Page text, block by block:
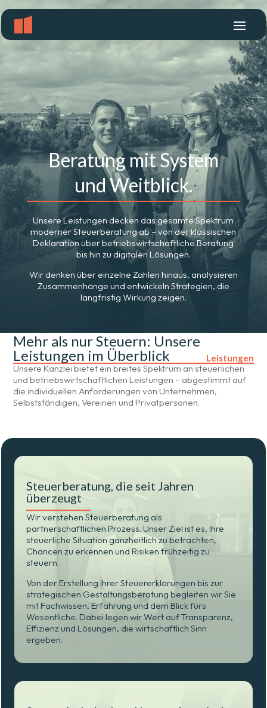
Beratung mit System
und Weitblick.
Unsere Leistungen decken das gesamte Spektrum
moderner Steuerberatung ab – von der klassischen
Deklaration über betriebswirtschaftliche Beratung
bis hin zu digitalen Lösungen.
Wir denken über einzelne Zahlen hinaus, analysieren
Zusammenhänge und entwickeln Strategien, die
langfristig Wirkung zeigen.
Leistungen
Mehr als nur Steuern: Unsere
Leistungen im Überblick
Unsere Kanzlei bietet ein breites Spektrum an steuerlichen
und betriebswirtschaftlichen Leistungen – abgestimmt auf
die individuellen Anforderungen von Unternehmen,
Selbstständigen, Vereinen und Privatpersonen.
Steuerberatung, die seit Jahren
überzeugt
Wir verstehen Steuerberatung als
partnerschaftlichen Prozess. Unser Ziel ist es, Ihre
steuerliche Situation ganzheitlich zu betrachten,
Chancen zu erkennen und Risiken frühzeitig zu
steuern.
Von der Erstellung Ihrer Steuererklärungen bis zur
strategischen Gestaltungsberatung begleiten wir Sie
mit Fachwissen, Erfahrung und dem Blick fürs
Wesentliche. Dabei legen wir Wert auf Transparenz,
Effizienz und Lösungen, die wirtschaftlich Sinn
ergeben.